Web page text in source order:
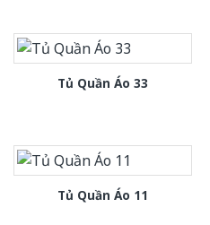
Tủ Quần Áo 33
Tủ Quần Áo 11